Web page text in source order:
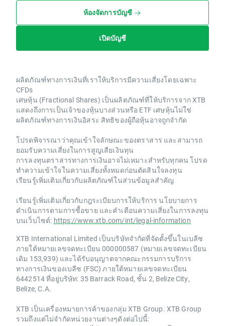
ห้องจัดการบัญชี
เปิดบัญชี
ผลิตภัณฑ์ทางการเงินที่เราให้บริการมีความเสี่ยงโดยเฉพาะ
CFDs
เศษหุ้น (Fractional Shares) เป็นผลิตภัณฑ์ที่ให้บริการจาก XTB
แสดงถึงการเป็นเจ้าของหุ้นบางส่วนหรือ ETF เศษหุ้นไม่ใช่
ผลิตภัณฑ์ทางการเงินอิสระ สิทธิของผู้ถือหุ้นอาจถูกจำกัด
โปรดพิจารณาว่าคุณเข้าใจลักษณะของตราสาร และสามารถ
ยอมรับความเสี่ยงในการสูญเสียเงินทุน
การลงทุนตราสารทางการเงินอาจไม่เหมาะสำหรับทุกคน โปรด
ทำความเข้าใจในความเสี่ยงทั้งหมดก่อนตัดสินใจลงทุน
เรียนรู้เพิ่มเติมเกี่ยวกับผลิตภัณฑ์ในส่วนข้อมูลสำคัญ
เรียนรู้เพิ่มเติมเกี่ยวกับกฎระเบียบการให้บริการ นโยบายการ
ดำเนินการตามการซื้อขาย และคำเตือนความเสี่ยงในการลงทุน
บนเว็บไซต์: https://www.xtb.com/int/legal-information
XTB International Limited เป็นบริษัทจำกัดที่จัดตั้งขึ้นในเบลีซ
ภายใต้หมายเลขจดทะเบียน 000000587 (หมายเลขจดทะเบียน
เดิม 153,939) และได้รับอนุญาตจากคณะกรรมการบริการ
ทางการเงินของเบลีซ (FSC) ภายใต้หมายเลขจดทะเบียน
6442514 ที่อยู่บริษัท: 35 Barrack Road, ชั้น 2, Belize City,
Belize, C.A.
XTB เป็นเครื่องหมายการค้าของกลุ่ม XTB Group. XTB Group
รวมถึงแต่ไม่จำกัดหน่วยงานต่างๆดังต่อไปนี้: